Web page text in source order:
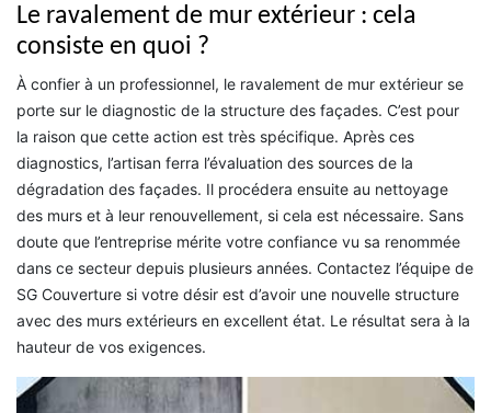
Le ravalement de mur extérieur : cela
consiste en quoi ?
À confier à un professionnel, le ravalement de mur extérieur se
porte sur le diagnostic de la structure des façades. C’est pour
la raison que cette action est très spécifique. Après ces
diagnostics, l’artisan ferra l’évaluation des sources de la
dégradation des façades. Il procédera ensuite au nettoyage
des murs et à leur renouvellement, si cela est nécessaire. Sans
doute que l’entreprise mérite votre confiance vu sa renommée
dans ce secteur depuis plusieurs années. Contactez l’équipe de
SG Couverture si votre désir est d’avoir une nouvelle structure
avec des murs extérieurs en excellent état. Le résultat sera à la
hauteur de vos exigences.